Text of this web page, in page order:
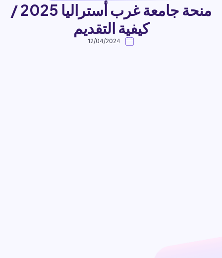
منحة جامعة غرب أستراليا 2025 /
كيفية التقديم
12/04/2024